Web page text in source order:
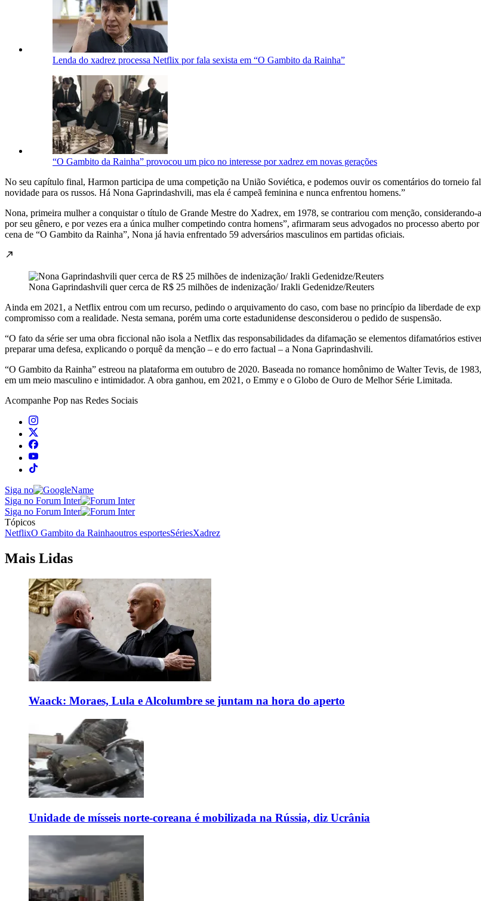
Lenda do xadrez processa Netflix por fala sexista em “O Gambito da Rainha”
“O Gambito da Rainha” provocou um pico no interesse por xadrez em novas gerações
No seu capítulo final, Harmon participa de uma competição na União Soviética, e podemos ouvir os comentários do torneio
novidade para os russos. Há Nona Gaprindashvili, mas ela é campeã feminina e nunca enfrentou homens.”
Nona, primeira mulher a conquistar o título de Grande Mestre do Xadrex, em 1978, se contrariou com menção,
por seu gênero, e por vezes era a única mulher competindo contra homens”, afirmaram seus advogados no processo aberto
cena de “O Gambito da Rainha”, Nona já havia enfrentado 59 adversários masculinos em partidas oficiais.
Nona Gaprindashvili quer cerca de R$ 25 milhões de indenização/ Irakli Gedenidze/Reuters
Ainda em 2021, a Netflix entrou com um recurso, pedindo o arquivamento do caso, com base no princípio da liberdade de
compromisso com a realidade. Nesta semana, porém uma corte estadunidense desconsiderou o pedido de suspensão.
“O fato da série ser uma obra ficcional não isola a Netflix das responsabilidades da difamação se elementos difamatórios
preparar uma defesa, explicando o porquê da menção – e do erro factual – a Nona Gaprindashvili.
“O Gambito da Rainha” estreou na plataforma em outubro de 2020. Baseada no romance homônimo de Walter Tevis, de
em um meio masculino e intimidador. A obra ganhou, em 2021, o Emmy e o Globo de Ouro de Melhor Série Limitada.
Acompanhe Pop nas Redes Sociais
Siga no
Siga no Forum Inter
Siga no Forum Inter
Tópicos
NetflixO Gambito da Rainhaoutros esportesSériesXadrez
Mais Lidas
Waack: Moraes, Lula e Alcolumbre se juntam na hora do aperto
Unidade de mísseis norte-coreana é mobilizada na Rússia, diz Ucrânia